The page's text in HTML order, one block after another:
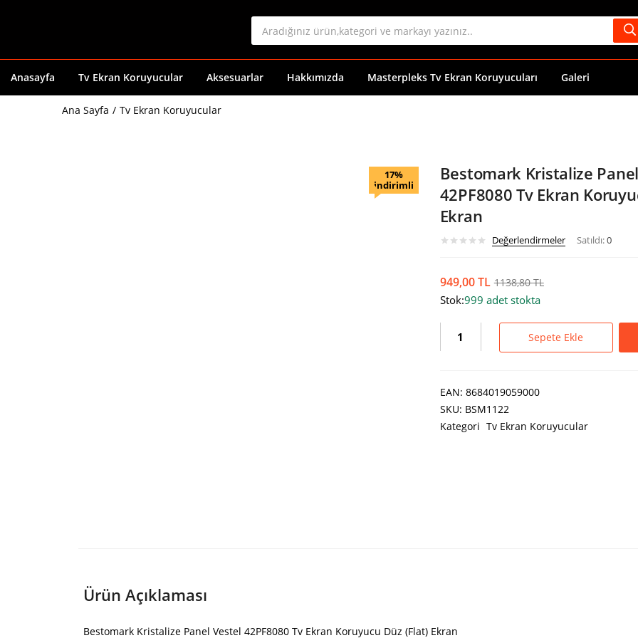
Anasayfa Tv Ekran Koruyucular Aksesuarlar Hakkımızda Masterpleks Tv Ekran Koruyucuları Galeri
Ana Sayfa Tv Ekran Koruyucular
17%
indirimli
Bestomark Kristalize
42PF8080 Tv Ekran
Ekran
Değerlendirmeler Satıldı:0
949,00TL 1138,80TL
Stok:999 adet stokta
Sepete Ekle
EAN: 8684019059000
SKU: BSM1122
Kategori Tv Ekran Koruyucular
Ürün Açıklaması
Bestomark Kristalize Panel Vestel 42PF8080 Tv Ekran Koruyucu Düz (Flat) Ekran